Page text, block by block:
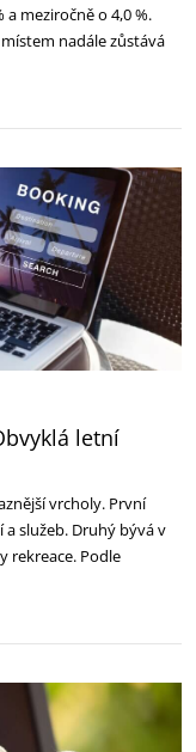
meziročně o 4,0 %.
nadále zůstává
letní
vrcholy. První
a služeb. Druhý bývá v
rekreace. Podle